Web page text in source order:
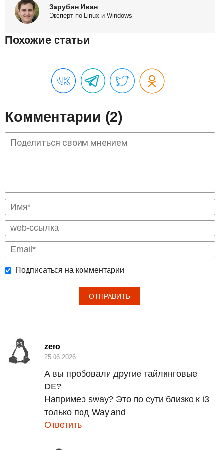
Зарубин Иван
Эксперт по Linux и Windows
Похожие статьи
Комментарии (2)
Подписаться на комментарии
zero
25.06.2026
А вы пробовали другие тайлинговые
DE?
Например sway? Это по сути близко к i3
только под Wayland
Ответить